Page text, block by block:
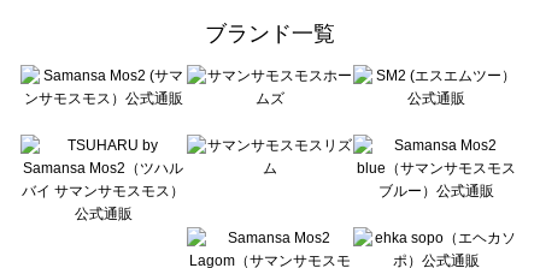
sō4ū（ソウフォーユー）のパンプス一覧
Te chichi（テチチ）のパンプス一覧
Te chichi CLASSIC（テチチ クラシック）のパンプス一覧
Lugnoncure（ルノンキュール）のパンプス一覧
BETTY'S BLUE（べティーズブルー）のパンプス一覧
Wpc.（ワールドパーティー）のパンプス一覧
ブランド一覧